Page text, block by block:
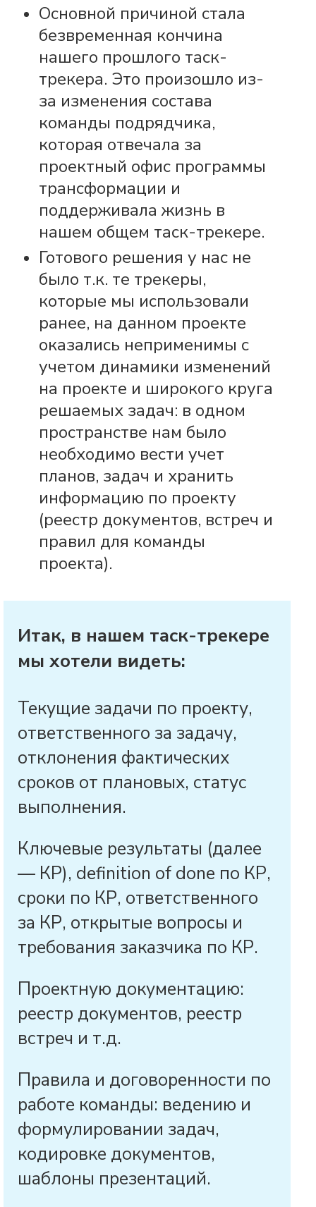
Основной причиной стала
безвременная кончина
нашего прошлого таск-
трекера. Это произошло из-
за изменения состава
команды подрядчика,
которая отвечала за
проектный офис программы
трансформации и
поддерживала жизнь в
нашем общем таск-трекере.
Готового решения у нас не
было т.к. те трекеры,
которые мы использовали
ранее, на данном проекте
оказались неприменимы с
учетом динамики изменений
на проекте и широкого круга
решаемых задач: в одном
пространстве нам было
необходимо вести учет
планов, задач и хранить
информацию по проекту
(реестр документов, встреч и
правил для команды
проекта).
Итак, в нашем таск-трекере
мы хотели видеть:
Текущие задачи по проекту,
ответственного за задачу,
отклонения фактических
сроков от плановых, статус
выполнения.
Ключевые результаты (далее
— КР), definition of done по КР,
сроки по КР, ответственного
за КР, открытые вопросы и
требования заказчика по КР.
Проектную документацию:
реестр документов, реестр
встреч и т.д.
Правила и договоренности по
работе команды: ведению и
формулировании задач,
кодировке документов,
шаблоны презентаций.